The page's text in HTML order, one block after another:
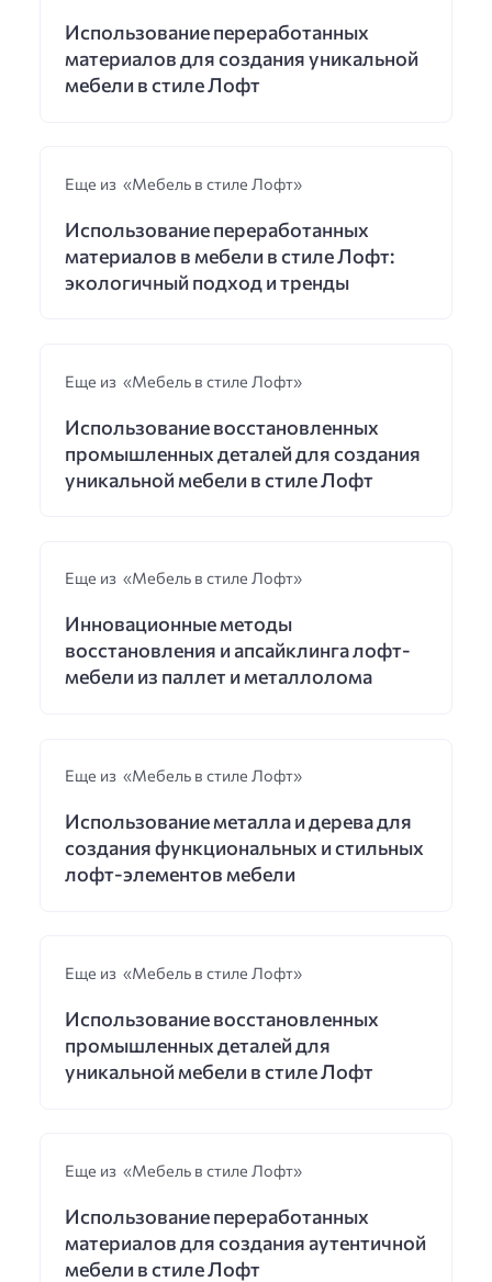
Использование переработанных
материалов для создания уникальной
мебели в стиле Лофт
Еще из «Мебель в стиле Лофт»
Использование переработанных
материалов в мебели в стиле Лофт:
экологичный подход и тренды
Еще из «Мебель в стиле Лофт»
Использование восстановленных
промышленных деталей для создания
уникальной мебели в стиле Лофт
Еще из «Мебель в стиле Лофт»
Инновационные методы
восстановления и апсайклинга лофт-
мебели из паллет и металлолома
Еще из «Мебель в стиле Лофт»
Использование металла и дерева для
создания функциональных и стильных
лофт-элементов мебели
Еще из «Мебель в стиле Лофт»
Использование восстановленных
промышленных деталей для
уникальной мебели в стиле Лофт
Еще из «Мебель в стиле Лофт»
Использование переработанных
материалов для создания аутентичной
мебели в стиле Лофт